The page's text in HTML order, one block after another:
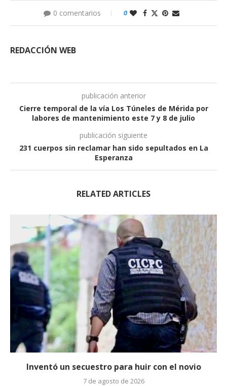
0 comentarios 0
REDACCIÓN WEB
publicación anterior
Cierre temporal de la vía Los Túneles de Mérida por
labores de mantenimiento este 7 y 8 de julio
publicación siguiente
231 cuerpos sin reclamar han sido sepultados en La
Esperanza
RELATED ARTICLES
Inventó un secuestro para huir con el novio
7 de agosto de 2026